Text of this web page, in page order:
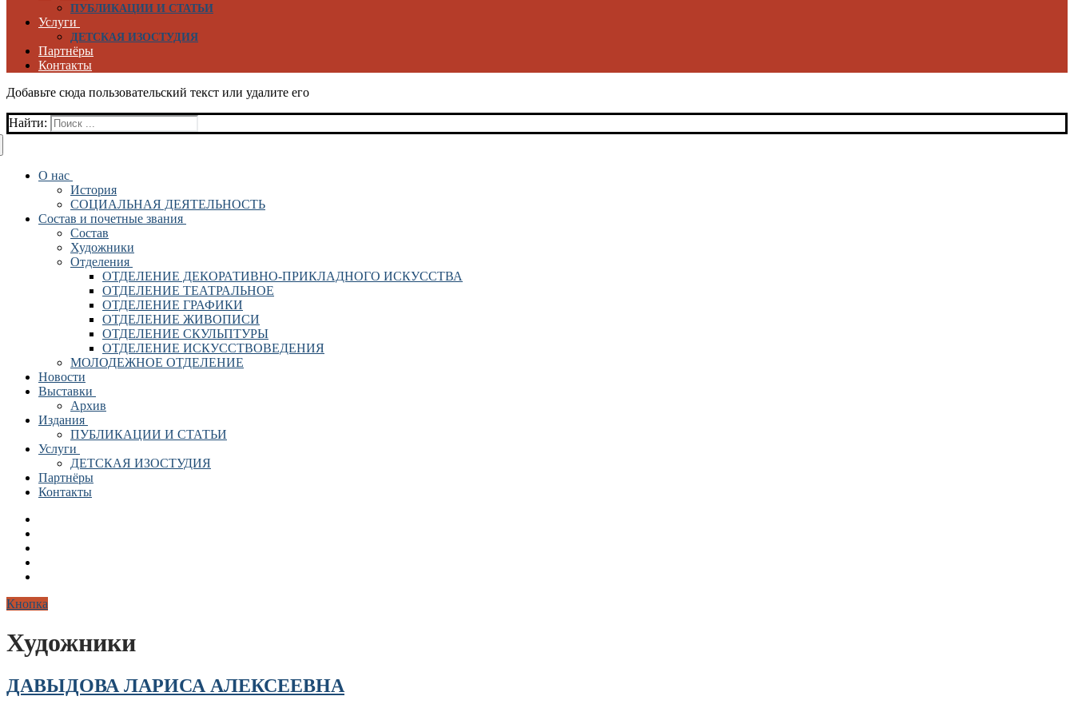
ПУБЛИКАЦИИ И СТАТЬИ
Услуги
ДЕТСКАЯ ИЗОСТУДИЯ
Партнёры
Контакты
Добавьте сюда пользовательский текст или удалите его
Найти:
О нас
История
СОЦИАЛЬНАЯ ДЕЯТЕЛЬНОСТЬ
Состав и почетные звания
Состав
Художники
Отделения
ОТДЕЛЕНИЕ ДЕКОРАТИВНО-ПРИКЛАДНОГО ИСКУССТВА
ОТДЕЛЕНИЕ ТЕАТРАЛЬНОЕ
ОТДЕЛЕНИЕ ГРАФИКИ
ОТДЕЛЕНИЕ ЖИВОПИСИ
ОТДЕЛЕНИЕ СКУЛЬПТУРЫ
ОТДЕЛЕНИЕ ИСКУССТВОВЕДЕНИЯ
МОЛОДЕЖНОЕ ОТДЕЛЕНИЕ
Новости
Выставки
Архив
Издания
ПУБЛИКАЦИИ И СТАТЬИ
Услуги
ДЕТСКАЯ ИЗОСТУДИЯ
Партнёры
Контакты
Кнопка
Художники
ДАВЫДОВА ЛАРИСА АЛЕКСЕЕВНА